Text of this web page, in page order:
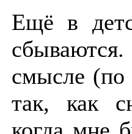
Ещё в
смысле (по
так, как